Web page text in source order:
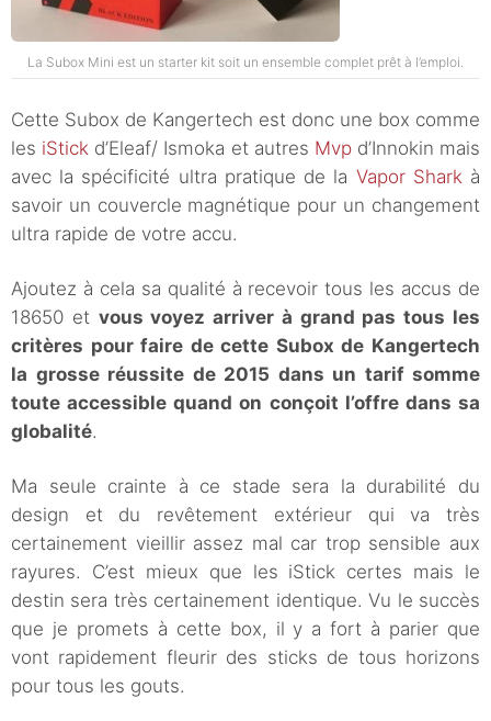
La Subox Mini est un starter kit soit un ensemble complet prêt à l’emploi.
Cette Subox de Kangertech est donc une box comme
les iStick d’Eleaf/ Ismoka et autres Mvpd’Innokin mais
avec la spécificité ultra pratique de la Vapor Shark à
savoir un couvercle magnétique pour un changement
ultra rapide de votre accu.
Ajoutez à cela sa qualité à recevoir tous les accus de
18650 et vous voyez arriver à grand pas tous les
critères pour faire de cette Subox de Kangertech
la grosse réussite de 2015 dans un tarif somme
toute accessible quand on conçoit l’offre dans sa
globalité.
Ma seule crainte à ce stade sera la durabilité du
design et du revêtement extérieur qui va très
certainement vieillir assez mal car trop sensible aux
rayures. C’est mieux que les iStick certes mais le
destin sera très certainement identique. Vu le succès
que je promets à cette box, il y a fort à parier que
vont rapidement fleurir des sticks de tous horizons
pour tous les gouts.